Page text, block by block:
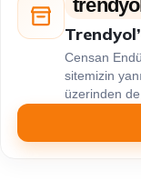
Censan
sitemizin
üzerinden